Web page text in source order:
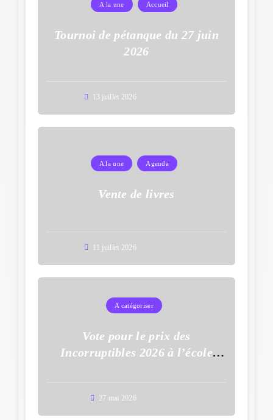
A la une Accueil
Tournoi de pétanque du 27 juin
2026
13 juillet 2026
A la une Agenda
Vente de livres
11 juillet 2026
A catégoriser
Vote pour le prix des
Incorruptibles 2026 à l’école
27 mai 2026